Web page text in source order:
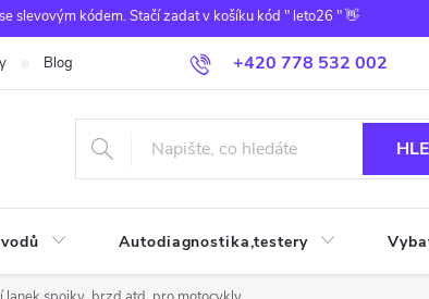
slevovým kódem. Stačí zadat v košíku kód " leto26 " 👋
+420 778 532 002
Blog
Autodiagnostika,testery